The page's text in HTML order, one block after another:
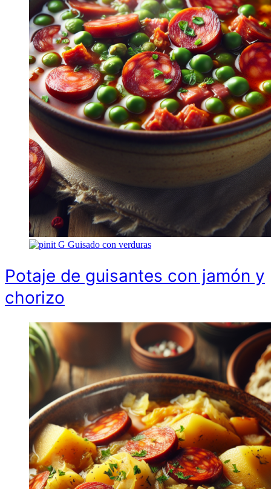
G Guisado con verduras
Potaje de guisantes con jamón y
chorizo